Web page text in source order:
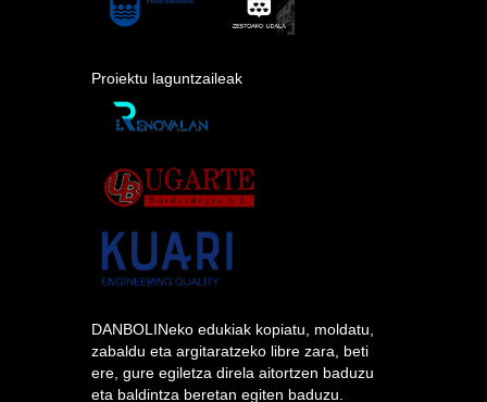
Proiektu laguntzaileak
DANBOLINeko edukiak kopiatu, moldatu,
zabaldu eta argitaratzeko libre zara, beti
ere, gure egiletza direla aitortzen baduzu
eta baldintza beretan egiten baduzu.